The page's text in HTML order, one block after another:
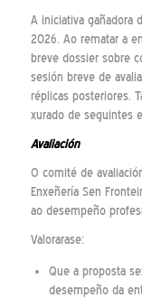
A iniciativa gañadora
2026. Ao rematar a
breve dossier sobre
sesión breve de
réplicas posteriores.
xurado de seguintes
Avaliación
O comité de
Enxeñería Sen
ao desempeño
Valorarase:
Que a proposta
desempeño da